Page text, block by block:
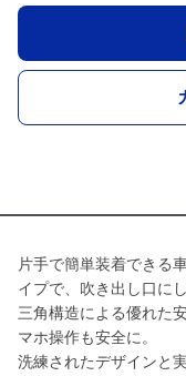
片手で簡単装着できる
イプで、吹き出し口に
三角構造による優れた
マホ操作も安全に。
洗練されたデザインと